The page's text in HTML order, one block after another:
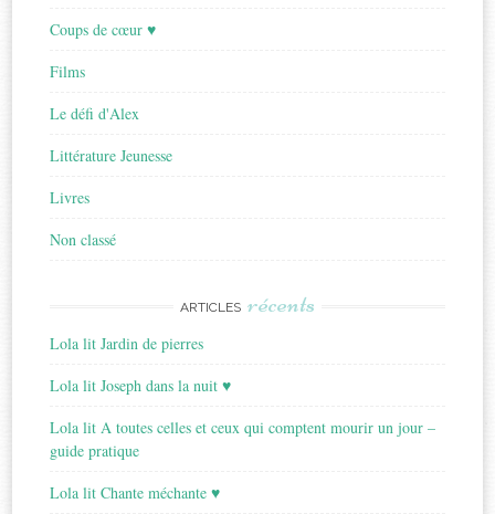
Coups de cœur ♥
Films
Le défi d'Alex
Littérature Jeunesse
Livres
Non classé
ARTICLES récents
Lola lit Jardin de pierres
Lola lit Joseph dans la nuit ♥
Lola lit A toutes celles et ceux qui comptent mourir un jour –
guide pratique
Lola lit Chante méchante ♥